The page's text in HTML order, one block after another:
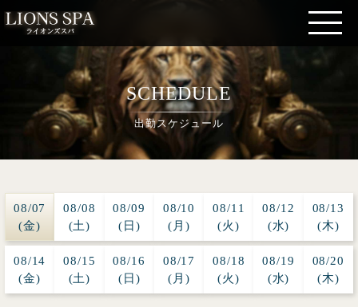
SCHEDULE
出勤スケジュール
08/07
(金)
08/08
(土)
08/09
(日)
08/10
(月)
08/11
(火)
08/12
(水)
08/13
(木)
08/14
(金)
08/15
(土)
08/16
(日)
08/17
(月)
08/18
(火)
08/19
(水)
08/20
(木)